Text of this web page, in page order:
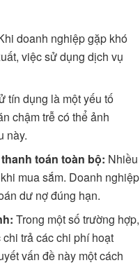
doanh nghiệp gặp khó
việc sử dụng dịch vụ
tín dụng là một yếu tố
chậm trễ có thể ảnh
này.
toán toàn bộ: Nhiều
mua sắm. Doanh nghiệp
dư nợ đúng hạn.
Trong một số trường hợp,
trả các chi phí hoạt
vấn đề này một cách